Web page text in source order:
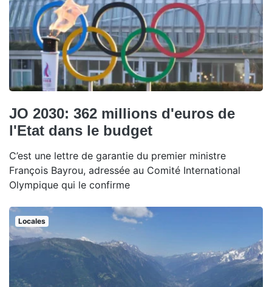
JO 2030: 362 millions d'euros de
l'Etat dans le budget
C’est une lettre de garantie du premier ministre
François Bayrou, adressée au Comité International
Olympique qui le confirme
Locales